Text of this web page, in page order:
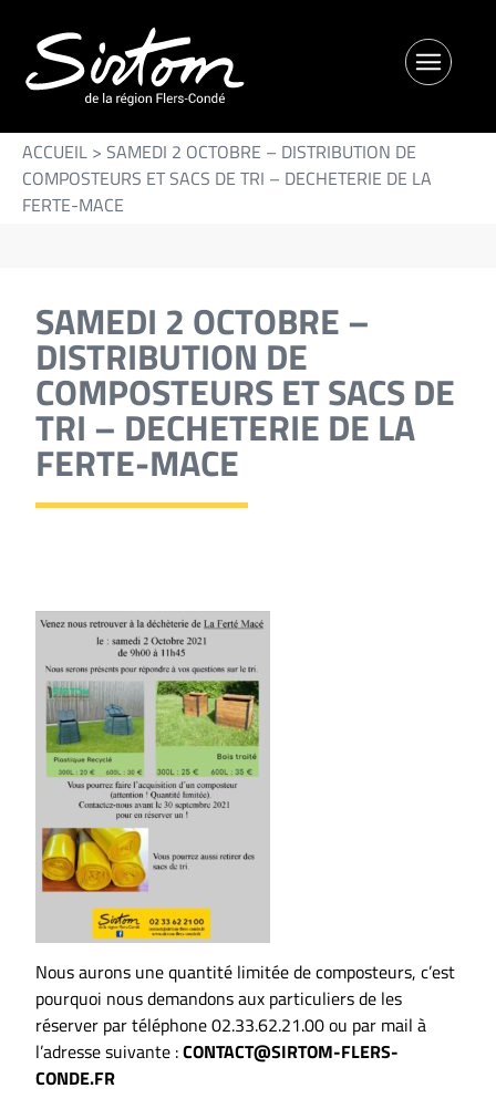
ACCUEIL > SAMEDI 2 OCTOBRE – DISTRIBUTION DE
COMPOSTEURS ET SACS DE TRI – DECHETERIE DE LA
FERTE-MACE
SAMEDI 2 OCTOBRE –
DISTRIBUTION DE
COMPOSTEURS ET SACS DE
TRI – DECHETERIE DE LA
FERTE-MACE
Nous aurons une quantité limitée de composteurs, c’est
pourquoi nous demandons aux particuliers de les
réserver par téléphone 02.33.62.21.00 ou par mail à
l’adresse suivante :CONTACT@SIRTOM-FLERS-
CONDE.FR